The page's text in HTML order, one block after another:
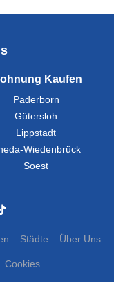
Kaufen
Paderborn
Gütersloh
Lippstadt
Wiedenbrück
Soest
Städte Über Uns
Cookies